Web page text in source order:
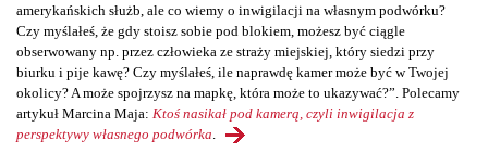
amerykańskich służb, ale co wiemy o inwigilacji na własnym podwórku?
Czy myślałeś, że gdy stoisz sobie pod blokiem, możesz być ciągle
obserwowany np. przez człowieka ze straży miejskiej, który siedzi przy
biurku i pije kawę? Czy myślałeś, ile naprawdę kamer może być w Twojej
okolicy? A może spojrzysz na mapkę, która może to ukazywać?”. Polecamy
artykuł Marcina Maja: Ktoś nasikał pod kamerą, czyli inwigilacja z
perspektywy własnego podwórka